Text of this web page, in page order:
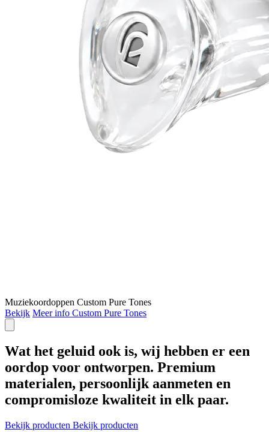
Muziekoordoppen Custom Pure Tones
Bekijk Meer info Custom Pure Tones
Wat het geluid ook is, wij hebben er een
oordop voor ontworpen. Premium
materialen, persoonlijk aanmeten en
compromisloze kwaliteit in elk paar.
Bekijk producten Bekijk producten